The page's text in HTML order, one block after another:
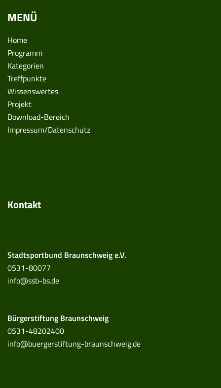
MENÜ
Home
Programm
Kategorien
Treffpunkte
Wissenswertes
Projekt
Download-Bereich
Impressum/Datenschutz
Kontakt
Stadtsportbund Braunschweig e.V.
0531-80077
info@ssb-bs.de
Bürgerstiftung Braunschweig
0531-48202400
info@buergerstiftung-braunschweig.de